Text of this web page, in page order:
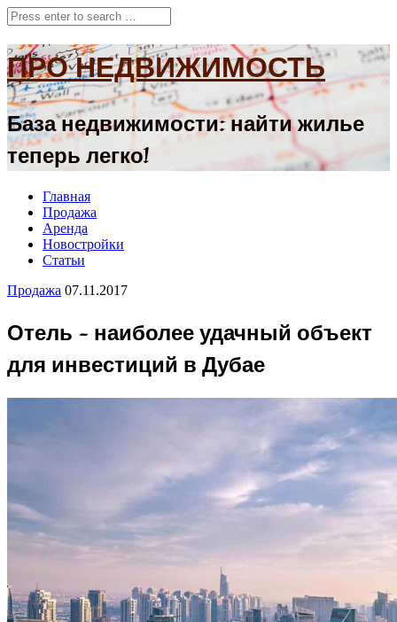
ПРО НЕДВИЖИМОСТЬ
База недвижимости: найти жилье
теперь легко!
Главная
Продажа
Аренда
Новостройки
Статьи
Продажа 07.11.2017
Отель – наиболее удачный объект
для инвестиций в Дубае